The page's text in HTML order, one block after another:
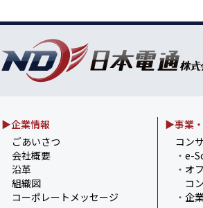
2025.08.25
松山オフィス 事務所移
2025.08.05
業務効率が劇的に進化！
にRPAを導入しました
2025.07.11
事務部会＆懇親会を開催
2025.06.27
＼新卒第9期生 辞令交付
2025.06.13
ウォーターサーバー設置
▶企業情報
ごあいさつ
会社概要
沿革
組織図
コーポレートメッセージ
▶事業
コン
・ e-
・ オ
コ
・ 企